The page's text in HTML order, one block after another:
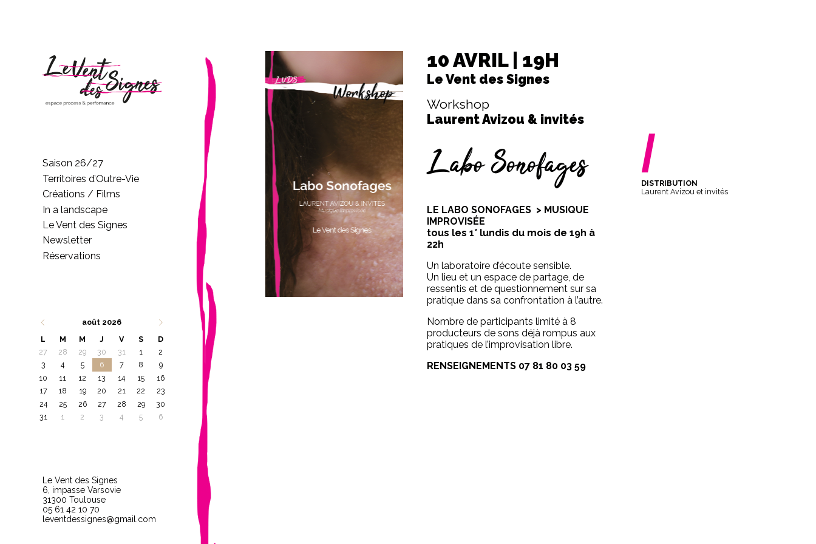
Saison 26/27
Territoires d’Outre-Vie
Créations / Films
In a landscape
Le Vent des Signes
Newsletter
Réservations
août 2026
L
M M J V S
D
27
28 29 30 31 1
2
3
4 5 6 7 8
9
10
11 12 13 14 15
16
17
18 19 20 21 22
23
24
25 26 27 28 29
30
31
1 2 3 4 5 6
Le Vent des Signes
6, impasse Varsovie
31300 Toulouse
05 61 42 10 70
leventdessignes@gmail.com
10 AVRIL | 19H
Le Vent des Signes
Workshop
Laurent Avizou & invités
Labo Sonofages
LE LABO SONOFAGES > MUSIQUE
IMPROVISÉE
tous les 1° lundis du mois de 19h à
22h
Un laboratoire d’écoute sensible.
Un lieu et un espace de partage, de
ressentis et de questionnement sur sa
pratique dans sa confrontation à l’autre.
Nombre de participants limité à 8
producteurs de sons déjà rompus aux
pratiques de l’improvisation libre.
RENSEIGNEMENTS 07 81 80 03 59
/
DISTRIBUTION
Laurent Avizou et invités